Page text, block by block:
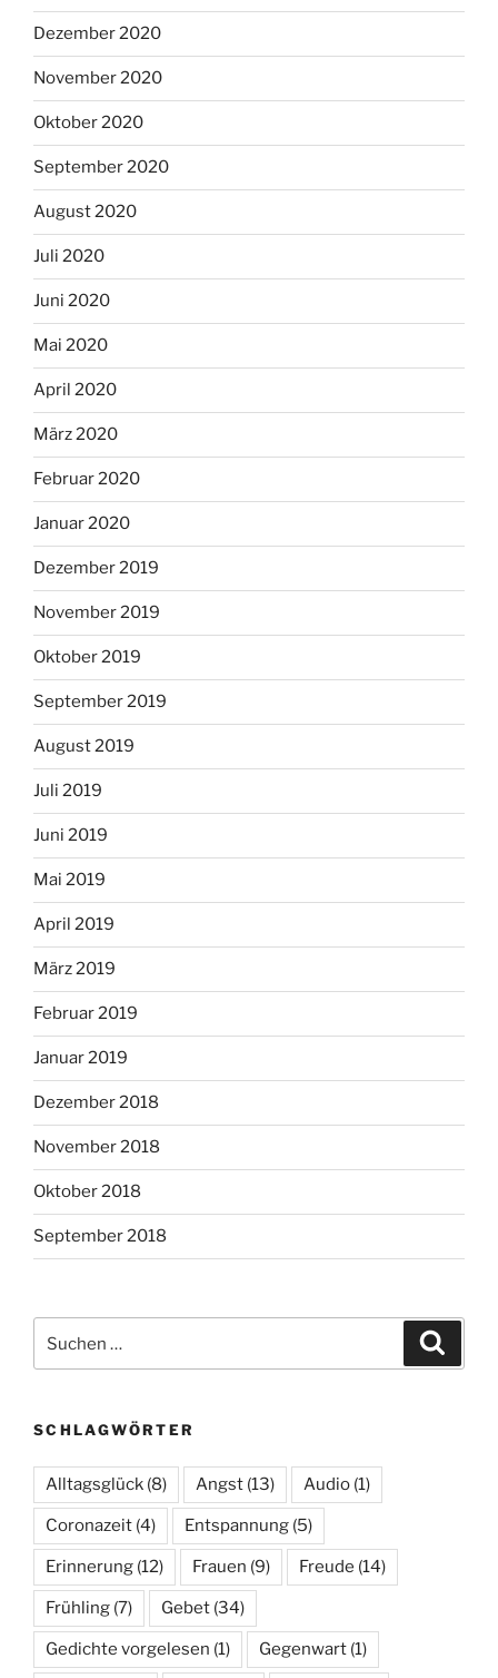
Dezember 2020
November 2020
Oktober 2020
September 2020
August 2020
Juli 2020
Juni 2020
Mai 2020
April 2020
März 2020
Februar 2020
Januar 2020
Dezember 2019
November 2019
Oktober 2019
September 2019
August 2019
Juli 2019
Juni 2019
Mai 2019
April 2019
März 2019
Februar 2019
Januar 2019
Dezember 2018
November 2018
Oktober 2018
September 2018
nach:
SCHLAGWÖRTER
Alltagsglück (8) Angst (13) Audio (1)
Coronazeit (4) Entspannung (5)
Erinnerung (12) Frauen (9) Freude (14)
Frühling (7) Gebet (34)
Gedichte vorgelesen (1) Gegenwart (1)